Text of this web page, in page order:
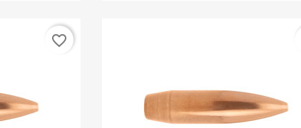
favorite_border